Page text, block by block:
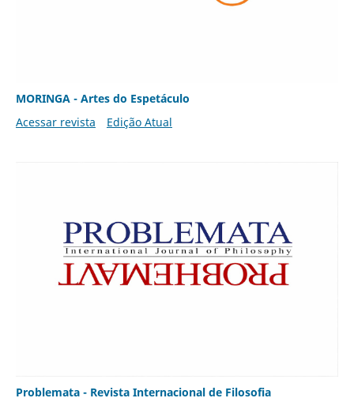
MORINGA - Artes do Espetáculo
Acessar revista
Edição Atual
Problemata - Revista Internacional de Filosofia